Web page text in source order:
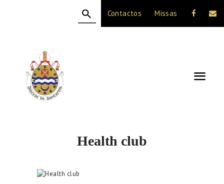
Contactos Missas
Health club
A DIOCESE
CELEBRAÇÃO
VIDA CRISTÃ
NOTÍCIAS